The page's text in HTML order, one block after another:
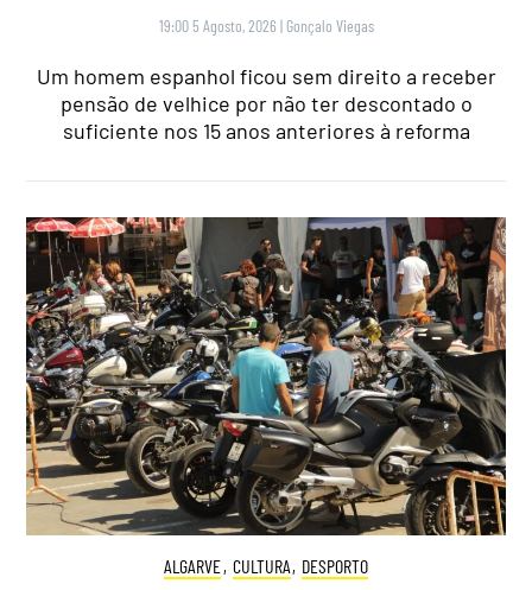
19:00 5 Agosto, 2026 | Gonçalo Viegas
Um homem espanhol ficou sem direito a receber
pensão de velhice por não ter descontado o
suficiente nos 15 anos anteriores à reforma
ALGARVE, CULTURA, DESPORTO